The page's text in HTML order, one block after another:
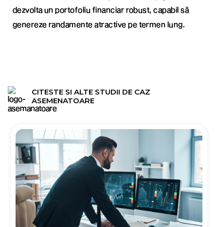
dezvolta un portofoliu financiar robust, capabil să
genereze randamente atractive pe termen lung.
CITESTE SI ALTE STUDII DE CAZ
ASEMENATOARE